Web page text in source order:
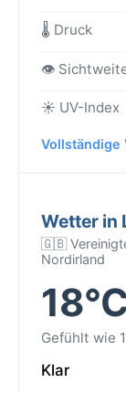
🌡️ Druck
👁️
☀️ UV-Index
Vollständige
Wetter in
🇬🇧
Nordirland
Gefühlt wie
Klar